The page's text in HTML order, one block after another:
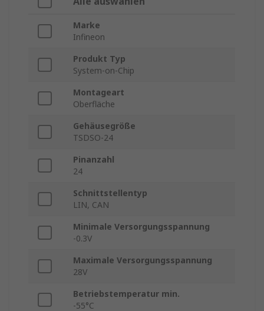
Marke
Infineon
Produkt Typ
System-on-Chip
Montageart
Oberfläche
Gehäusegröße
TSDSO-24
Pinanzahl
24
Schnittstellentyp
LIN, CAN
Minimale Versorgungsspannung
-0.3V
Maximale Versorgungsspannung
28V
Betriebstemperatur min.
-55°C